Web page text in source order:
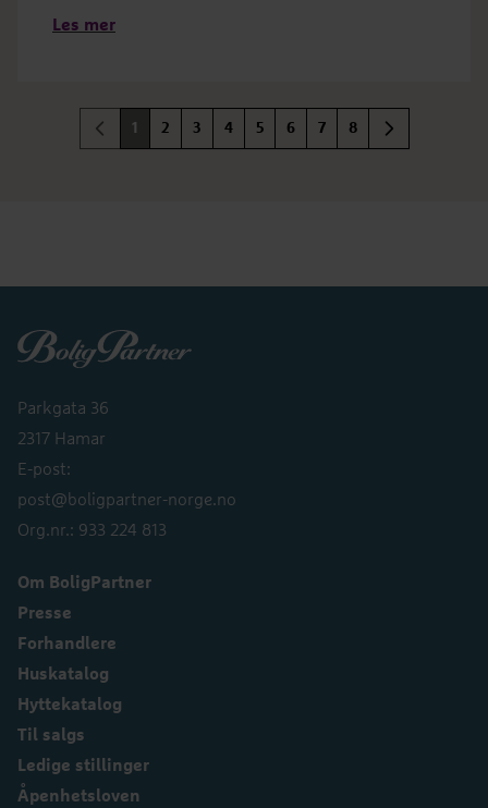
Les mer
1 2 3 4 5 6 7 8
Boligpartner
Parkgata 36
2317 Hamar
E-post:
post@boligpartner-norge.no
Org.nr.: 933 224 813
Om BoligPartner
Presse
Forhandlere
Huskatalog
Hyttekatalog
Til salgs
Ledige stillinger
Åpenhetsloven